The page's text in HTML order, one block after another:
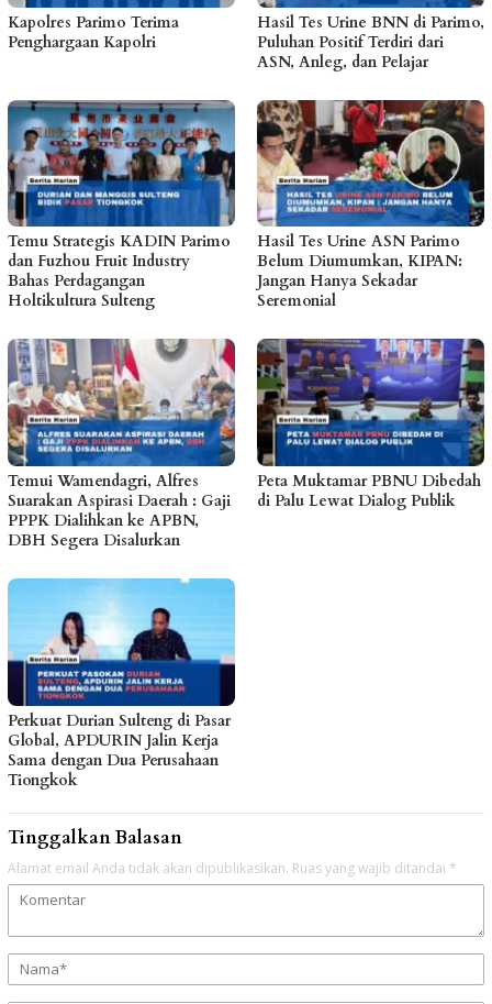
Kapolres Parimo Terima
Penghargaan Kapolri
Hasil Tes Urine BNN di Parimo,
Puluhan Positif Terdiri dari
ASN, Anleg, dan Pelajar
Temu Strategis KADIN Parimo
dan Fuzhou Fruit Industry
Bahas Perdagangan
Holtikultura Sulteng
Hasil Tes Urine ASN Parimo
Belum Diumumkan, KIPAN:
Jangan Hanya Sekadar
Seremonial
Temui Wamendagri, Alfres
Suarakan Aspirasi Daerah : Gaji
PPPK Dialihkan ke APBN,
DBH Segera Disalurkan
Peta Muktamar PBNU Dibedah
di Palu Lewat Dialog Publik
Perkuat Durian Sulteng di Pasar
Global, APDURIN Jalin Kerja
Sama dengan Dua Perusahaan
Tiongkok
Tinggalkan Balasan
Alamat email Anda tidak akan dipublikasikan. Ruas yang wajib ditandai *